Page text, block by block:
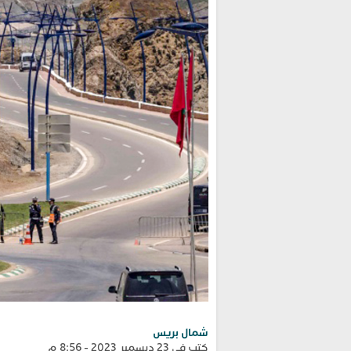
شمال بريس
كتب في 23 ديسمبر 2023 - 8:56 م